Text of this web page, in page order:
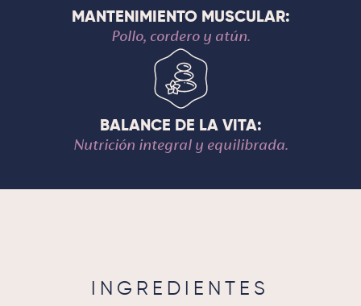
MANTENIMIENTO MUSCULAR:
Pollo, cordero y atún.
BALANCE DE LA VITA:
Nutrición integral y equilibrada.
INGREDIENTES